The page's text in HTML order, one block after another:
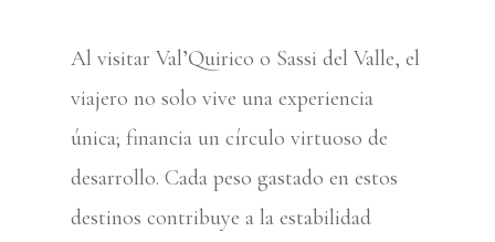
Al visitar Val’Quirico o Sassi del Valle, el
viajero no solo vive una experiencia
única; financia un círculo virtuoso de
desarrollo. Cada peso gastado en estos
destinos contribuye a la estabilidad